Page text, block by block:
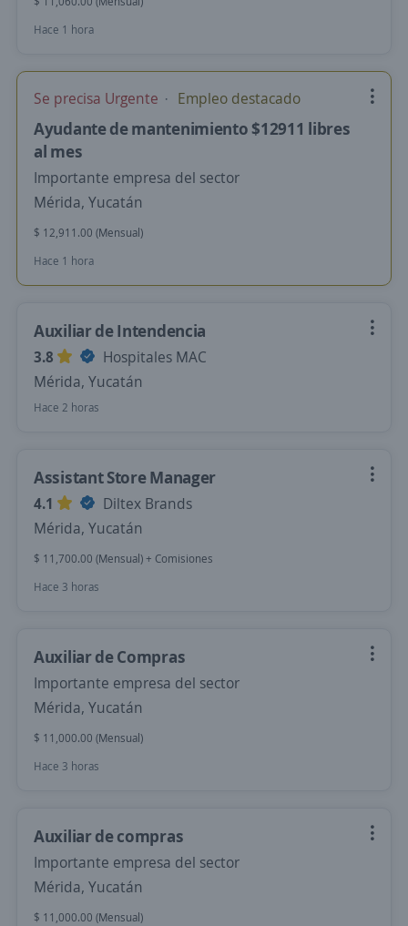
Hace 1 hora
Se precisa Urgente Empleo destacado
Ayudante de mantenimiento $12911 libres
al mes
Importante empresa del sector
Mérida, Yucatán
$ 12,911.00 (Mensual)
Hace 1 hora
Auxiliar de Intendencia
3.8
Hospitales MAC
Mérida, Yucatán
Hace 2 horas
Assistant Store Manager
4.1
Diltex Brands
Mérida, Yucatán
$ 11,700.00 (Mensual) + Comisiones
Hace 3 horas
Auxiliar de Compras
Importante empresa del sector
Mérida, Yucatán
$ 11,000.00 (Mensual)
Hace 3 horas
Auxiliar de compras
Importante empresa del sector
Mérida, Yucatán
$ 11,000.00 (Mensual)